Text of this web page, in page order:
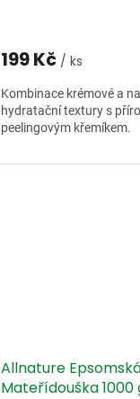
199 Kč / ks
Kombinace krémové a
hydratační textury s
peelingovým křemíkem.
Allnature
Mateřídouška 1000